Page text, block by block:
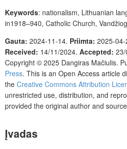
Keywords: nationalism, Lithuanian
in1918–940, Catholic Church,
Gauta: 2024-11-14. Priimta: 2025-04-
Received: 14/11/2024. Accepted:
Copyright © 2025 Dangiras Mačiulis.
Press. This is an Open Access article
the Creative Commons Attribution
unrestricted use, distribution, and
provided the original author and
Įvadas